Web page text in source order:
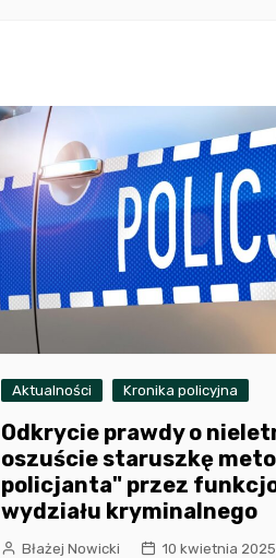
Aktualności Kronika policyjna
Odkrycie prawdy o
oszuście staruszkę
policjanta" przez
wydziału kryminalnego
Błażej Nowicki 10 kwietnia 2025